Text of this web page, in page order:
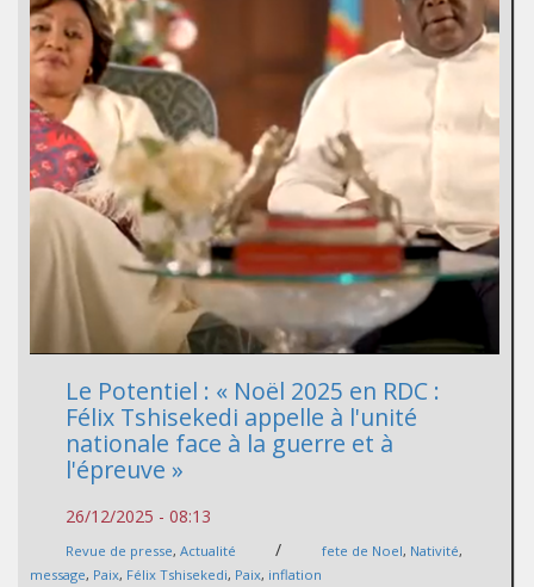
Le Potentiel : « Noël 2025 en RDC :
Félix Tshisekedi appelle à l'unité
nationale face à la guerre et à
l'épreuve »
26/12/2025 - 08:13
Revue de presse, Actualité / fete de Noel, Nativité,
message, Paix, Félix Tshisekedi, Paix, inflation